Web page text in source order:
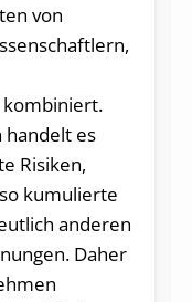
von
handelt es
Risiken,
kumulierte
anderen
Daher